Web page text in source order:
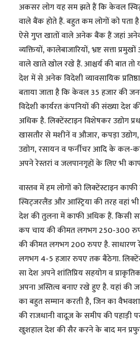
अकसर लोग यह सम झते हैं कि केवल
वाले बैंक होते हैं. बहुत कम लोगों को पता
ऐसे गुप्त खातों वाले अनेक बैंक हैं जहां अनेक
व्यक्तियों, कालेबाजारियों, भ्रष्ट सत्ता
वाले खाते खोल रखे हैं. आश्चर्य की बात
देश में से अनेक विदेशी व्यावसायिक
बताया जाता है कि केवल 35 हजार की
विदेशी कार्यरत कंपनियों की संख्या देश
अधिक है. लिक्टेंस्टाइन विशेषकर उद्योग
खासतौर से मशीनें व औजार, कपड़ा उद्योग,
उद्योग, रसायन व फर्नीचर आदि के कल-
अपने रेस्तरां व जलपानगृहों के लिए भी
वास्तव में हम लोगों को लिक्टेंस्टाइन
स्विट्जरलैंड और आस्ट्रिया की तरह वहां
देश की तुलना में काफी अधिक हैं. किसी
कप चाय की कीमत लगभग 250-300
की कीमत लगभग 200 रुपए है. साधारण
लगभग 4-5 हजार रुपए तक बैठेगा.
सा देश अपने शांतिप्रिय सहयोग व
अपना अस्तित्व बनाए रखे हुए है. यहां की
का बहुत सम्मान करती है, जिन का
की राजधानी वादूज के समीप की पहाड़ी
खुशहाल देश की सैर करने के बाद मन